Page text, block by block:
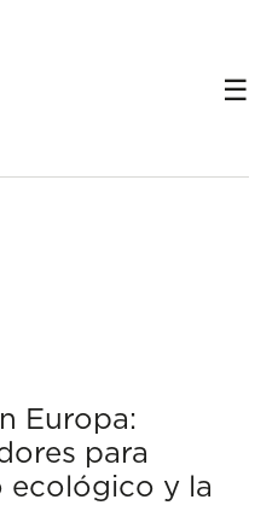
Europa:
para
ecológico y la